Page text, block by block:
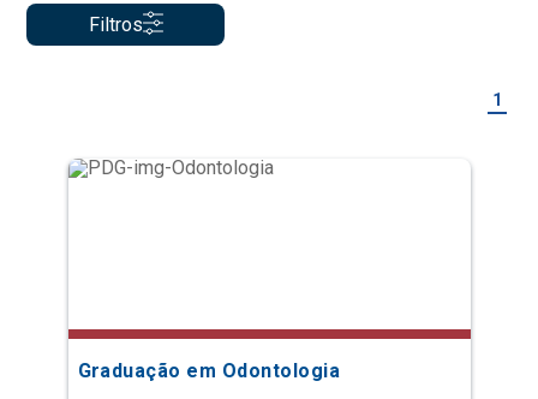
Filtros
1
Graduação em Odontologia